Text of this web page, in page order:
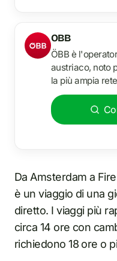
OBB
ÖBB è
austriaco, noto
la più ampia
Da Amsterdam a
è un viaggio di una
diretto. I viaggi più
circa 14 ore con
richiedono 18 ore o